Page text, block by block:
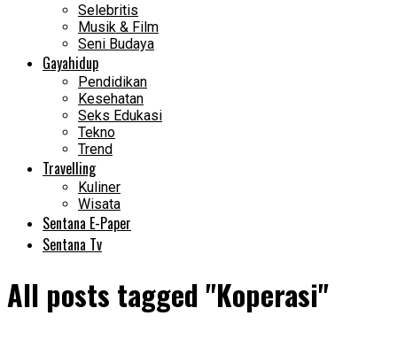
Selebritis
Musik & Film
Seni Budaya
Gayahidup
Pendidikan
Kesehatan
Seks Edukasi
Tekno
Trend
Travelling
Kuliner
Wisata
Sentana E-Paper
Sentana Tv
All posts tagged "Koperasi"